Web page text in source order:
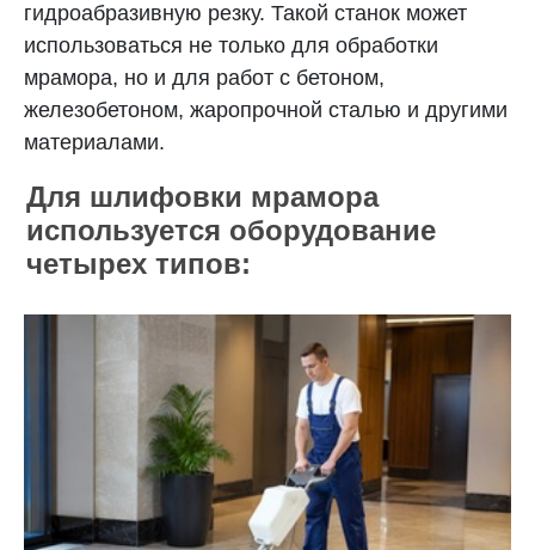
гидроабразивную резку. Такой станок может
использоваться не только для обработки
мрамора, но и для работ с бетоном,
железобетоном, жаропрочной сталью и другими
материалами.
Для шлифовки мрамора
используется оборудование
четырех типов: